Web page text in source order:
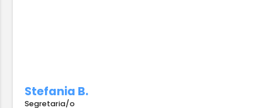
Stefania B.
Segretaria/o